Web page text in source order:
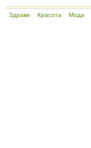
Здраве Красота Мода